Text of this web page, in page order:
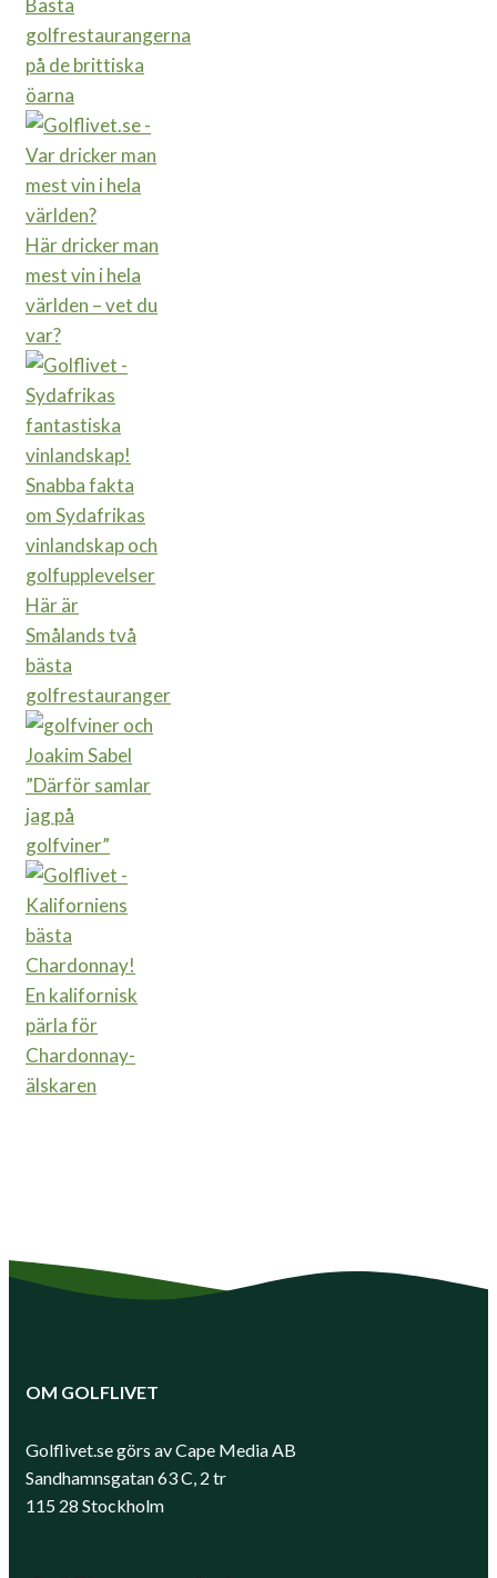
Bästa
golfrestaurangerna
på de brittiska
öarna
Här dricker man
mest vin i hela
världen – vet du
var?
Snabba fakta
om Sydafrikas
vinlandskap och
golfupplevelser
Här är
Smålands två
bästa
golfrestauranger
”Därför samlar
jag på
golfviner”
En kalifornisk
pärla för
Chardonnay-
älskaren
OM GOLFLIVET
Golflivet.se görs av Cape Media AB
Sandhamnsgatan 63 C, 2 tr
115 28 Stockholm